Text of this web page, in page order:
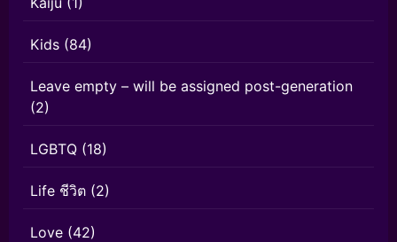
Kids (84)
Leave empty – will be assigned post-generation
(2)
LGBTQ (18)
Life ชีวิต (2)
Love (42)